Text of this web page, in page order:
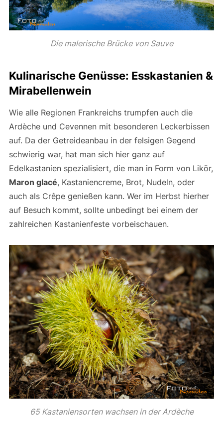
Die malerische Brücke von Sauve
Kulinarische Genüsse: Esskastanien &
Mirabellenwein
Wie alle Regionen Frankreichs trumpfen auch die
Ardèche und Cevennen mit besonderen Leckerbissen
auf. Da der Getreideanbau in der felsigen Gegend
schwierig war, hat man sich hier ganz auf
Edelkastanien spezialisiert, die man in Form von Likör,
Maron glacé, Kastaniencreme, Brot, Nudeln, oder
auch als Crêpe genießen kann. Wer im Herbst hierher
auf Besuch kommt, sollte unbedingt bei einem der
zahlreichen Kastanienfeste vorbeischauen.
65 Kastaniensorten wachsen in der Ardèche